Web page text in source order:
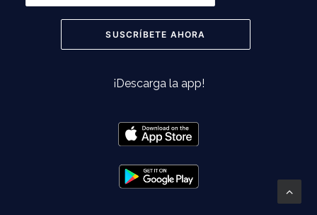
¡Descarga la app!